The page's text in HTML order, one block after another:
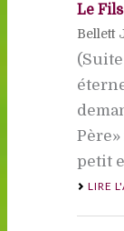
Le
Bellett
petit
LIRE